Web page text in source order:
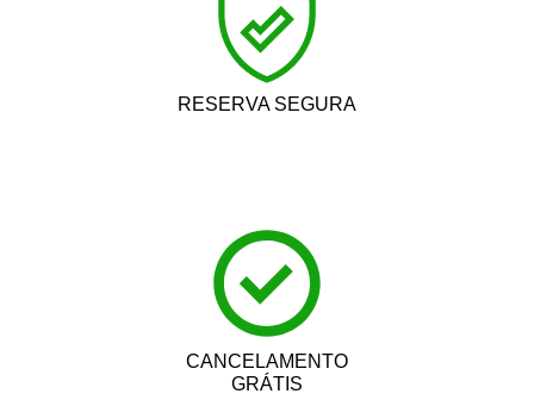
RESERVA SEGURA
CANCELAMENTO
GRÁTIS